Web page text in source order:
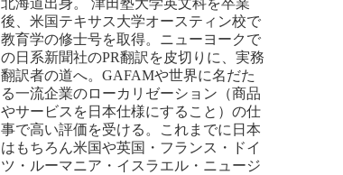
北海道出身。 津田塾大学英文科を卒業
後、米国テキサス大学オースティン校で
教育学の修士号を取得。ニューヨークで
の日系新聞社のPR翻訳を皮切りに、実務
翻訳者の道へ。GAFAMや世界に名だた
る一流企業のローカリゼーション（商品
やサービスを日本仕様にすること）の仕
事で高い評価を受ける。これまでに日本
はもちろん米国や英国・フランス・ドイ
ツ・ルーマニア・イスラエル・ニュージ